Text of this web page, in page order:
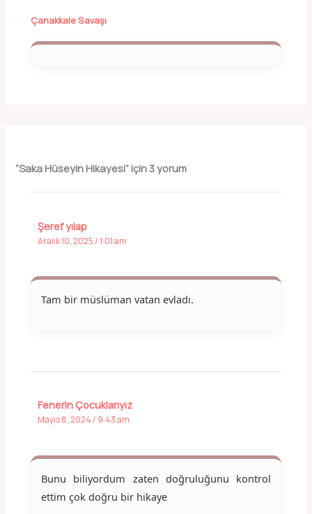
Çanakkale Savaşı
“Saka Hüseyin Hikayesi” için 3 yorum
Şeref yılap
Aralık 10, 2025 / 1:01 am
Tam bir müslüman vatan evladı.
Fenerin Çocuklarıyız
Mayıs 8, 2024 / 9:43 am
Bunu biliyordum zaten doğruluğunu kontrol
ettim çok doğru bir hikaye